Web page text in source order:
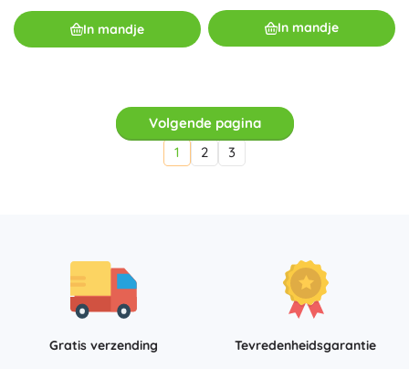
In mandje In mandje
Volgende pagina
1
2 3
Gratis verzending
Tevredenheidsgarantie